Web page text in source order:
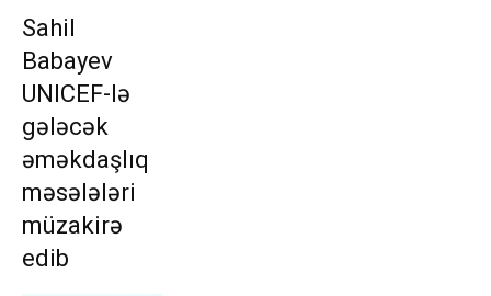
Sahil
Babayev
UNICEF-lə
gələcək
əməkdaşlıq
məsələləri
müzakirə
edib